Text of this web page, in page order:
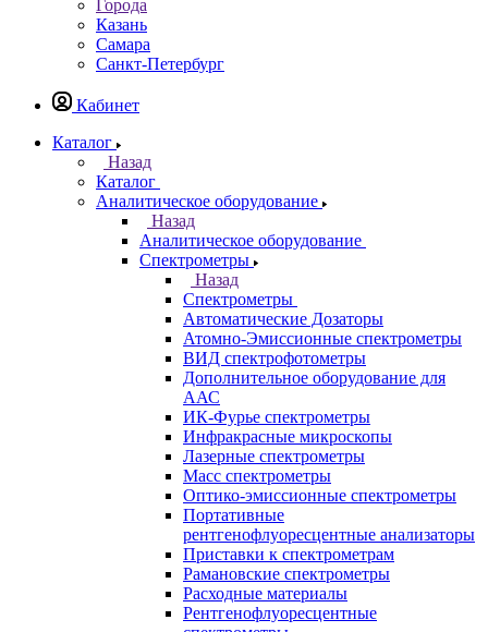
Казань
Назад
Города
Самара
Кабинет
Каталог
Назад
Каталог
Аналитическое оборудование
Назад
Аналитическое оборудование
Спектрометры
Назад
Спектрометры
Автоматические Дозаторы
Атомно-Эмиссионные спектрометры
ВИД спектрофотометры
Дополнительное оборудование для
ААС
ИК-Фурье спектрометры
Инфракрасные микроскопы
Лазерные спектрометры
Масс спектрометры
Оптико-эмиссионные спектрометры
Портативные
рентгенофлуоресцентные анализаторы
Приставки к спектрометрам